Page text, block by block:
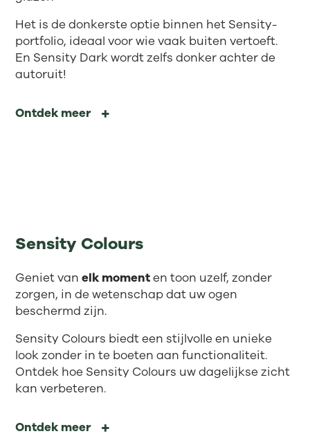
Het is de donkerste optie binnen het Sensity-
portfolio, ideaal voor wie vaak buiten vertoeft.
En Sensity Dark wordt zelfs donker achter de
autoruit!
Ontdek meer
Sensity Colours
Geniet vanelk momenten toon uzelf, zonder
zorgen, in de wetenschap dat uw ogen
beschermd zijn.
Sensity Colours biedt een stijlvolle en unieke
look zonder in te boeten aan functionaliteit.
Ontdek hoe Sensity Colours uw dagelijkse zicht
kan verbeteren.
Ontdek meer